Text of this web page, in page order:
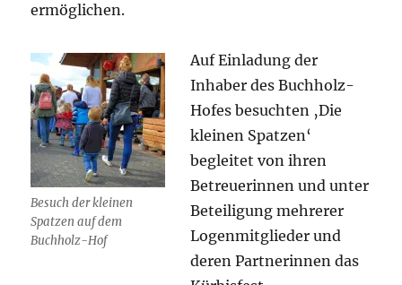
ermöglichen.
Besuch der kleinen
Spatzen auf dem
Buchholz-Hof
Auf Einladung der
Inhaber des Buchholz-
Hofes besuchten ‚Die
kleinen Spatzen‘
begleitet von ihren
Betreuerinnen und unter
Beteiligung mehrerer
Logenmitglieder und
deren Partnerinnen das